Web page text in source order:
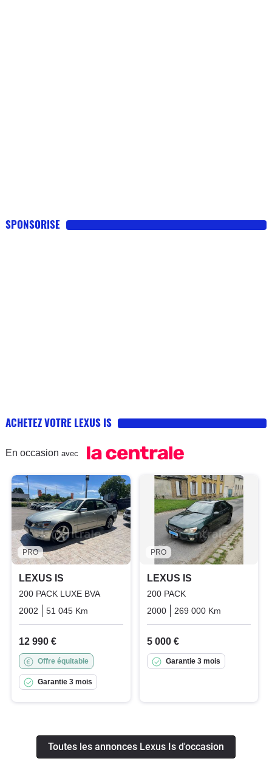
SPONSORISE
ACHETEZ VOTRE LEXUS IS
En occasion avec
PRO
LEXUS IS
200 PACK LUXE BVA
2002
51 045 Km Essence
12 990 €
Offre équitable
Garantie 3 mois
PRO
LEXUS IS
200 PACK
2000
269 000 Km
5 000 €
Garantie 3 mois
Toutes les annonces Lexus Is d'occasion